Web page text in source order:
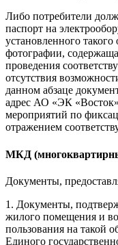
Либо потребители
паспорт на
установленного
фотографии,
проведения
отсутствия
данном абзаце
адрес АО «ЭК
мероприятий по
отражением
МКД
Документы,
1. Документы,
жилого помещения и
пользования на такой
Единого